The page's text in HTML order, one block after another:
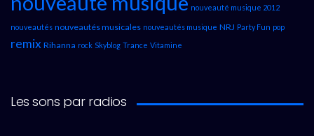
nouveauté musique 2012
nouveautés nouveautés musicales nouveautés musique NRJ Party Fun pop
remix Rihanna rock Skyblog Trance Vitamine
Les sons par radios